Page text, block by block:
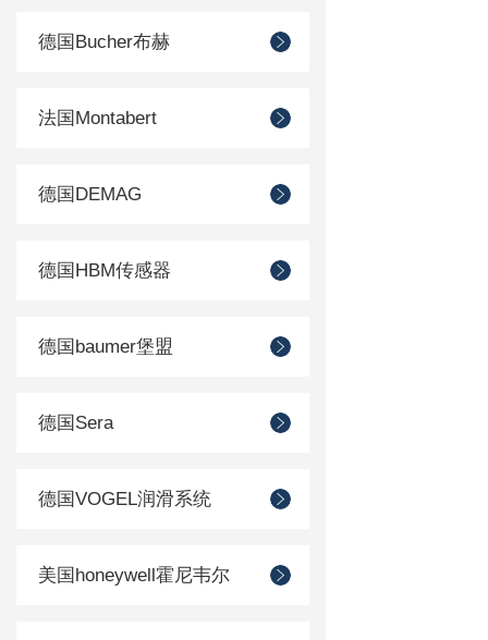
德国Bucher布赫
法国Montabert
德国DEMAG
德国HBM传感器
德国baumer堡盟
德国Sera
德国VOGEL润滑系统
美国honeywell霍尼韦尔